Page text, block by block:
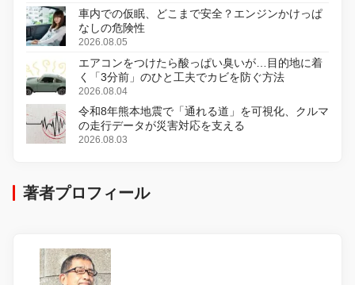
車内での仮眠、どこまで安全？エンジンかけっぱ
なしの危険性
2026.08.05
エアコンをつけたら酸っぱい臭いが…目的地に着
く「3分前」のひと工夫でカビを防ぐ方法
2026.08.04
令和8年熊本地震で「通れる道」を可視化、クルマ
の走行データが災害対応を支える
2026.08.03
著者プロフィール